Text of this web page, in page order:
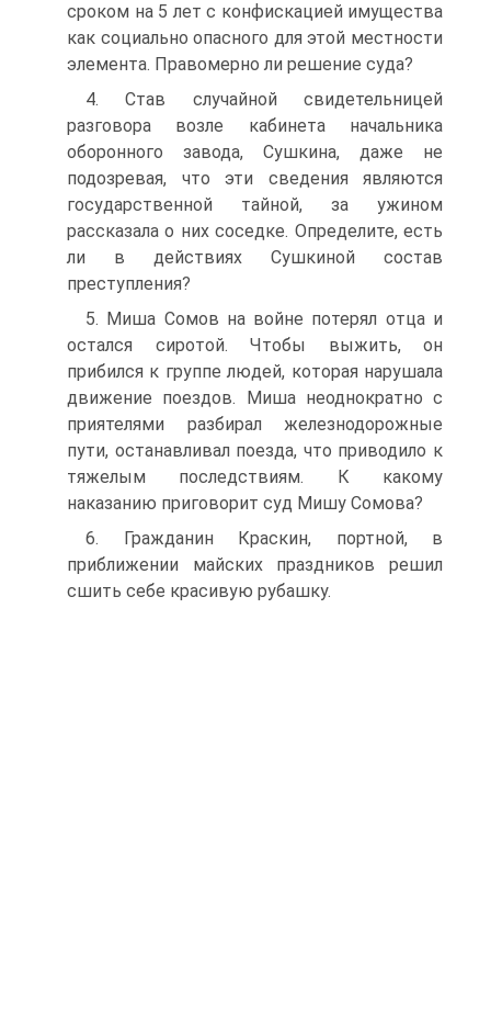
сроком на 5 лет с конфискацией имущества
как социально опасного для этой местности
элемента. Правомерно ли решение суда?
4. Став случайной свидетельницей
разговора возле кабинета начальника
оборонного завода, Сушкина, даже не
подозревая, что эти сведения являются
государственной тайной, за ужином
рассказала о них соседке. Определите, есть
ли в действиях Сушкиной состав
преступления?
5. Миша Сомов на войне потерял отца и
остался сиротой. Чтобы выжить, он
прибился к группе людей, которая нарушала
движение поездов. Миша неоднократно с
приятелями разбирал железнодорожные
пути, останавливал поезда, что приводило к
тяжелым последствиям. К какому
наказанию приговорит суд Мишу Сомова?
6. Гражданин Краскин, портной, в
приближении майских праздников решил
сшить себе красивую рубашку.